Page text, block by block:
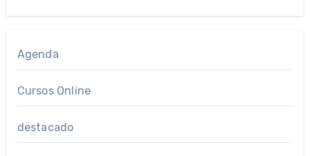
Agenda
Cursos Online
destacado